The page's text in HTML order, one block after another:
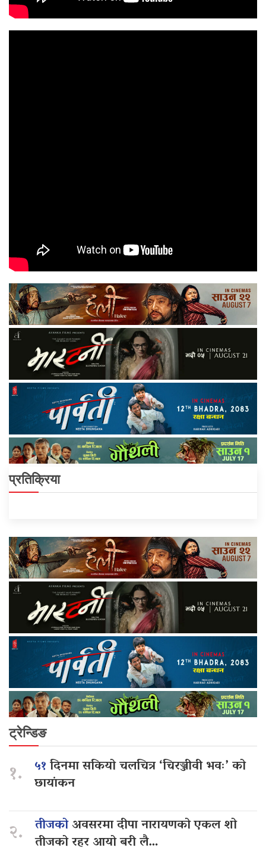
प्रतिक्रिया
ट्रेन्डिङ
१. ५१दिनमा सकियो चलचित्र ‘चिरञ्जीवी भवः’ को
छायांकन
२. तीजकोअवसरमा दीपा नारायणको एकल शो
तीजको रहर आयो बरी लै…